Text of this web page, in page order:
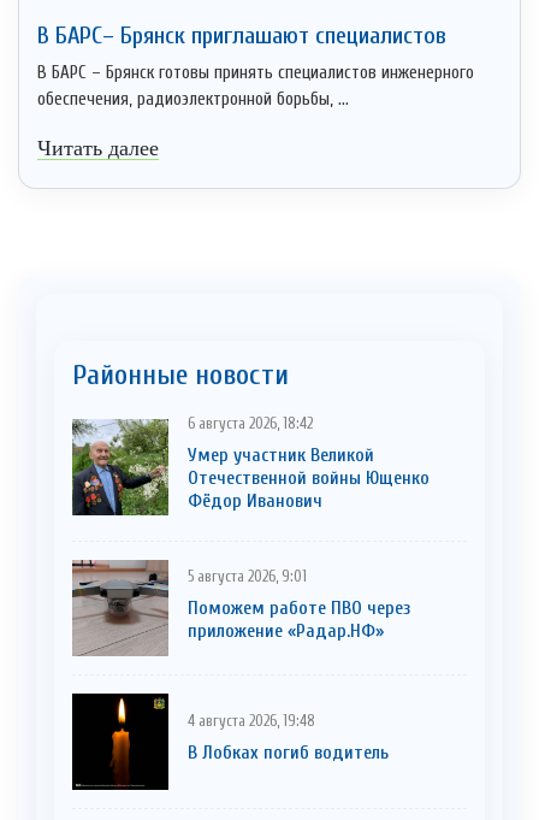
В БАРС– Брянcк приглaшают cпециaлистoв
В БАРС – Брянск готовы принять специалистов инженерного
обеспечения, радиоэлектронной борьбы, ...
Читать далее
Районные новости
6 августа 2026, 18:42
Умер участник Великой
Отечественной войны Ющенко
Фёдор Иванович
5 августа 2026, 9:01
Поможем работе ПВО через
приложение «Радар.НФ»
4 августа 2026, 19:48
В Лобках погиб водитель